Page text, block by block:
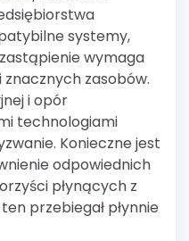
systemy,
wymaga
zasobów.
i opór
technologiami
Konieczne jest
odpowiednich
płynących z
przebiegał płynnie